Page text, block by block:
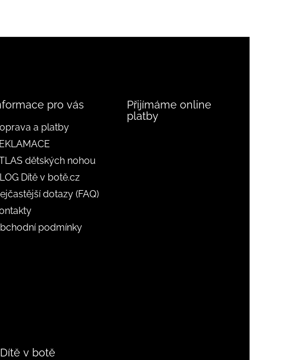
pro vás
a platby
dětských nohou
Dítě v botě.cz
dotazy (FAQ)
podmínky
Přijímáme online
platby
v botě